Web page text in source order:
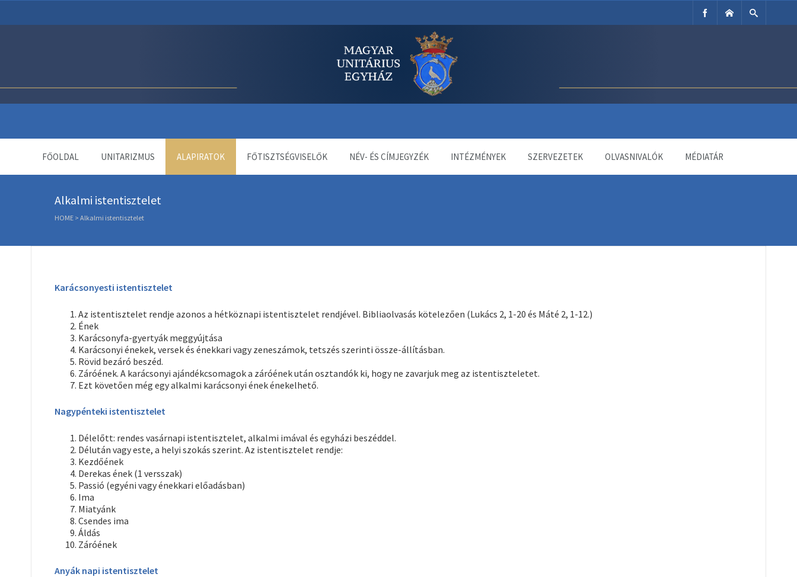
FŐOLDAL UNITARIZMUS ALAPIRATOK FŐTISZTSÉGVISELŐK NÉV- ÉS CÍMJEGYZÉK INTÉZMÉNYEK SZERVEZETEK OLVASNIVALÓK MÉDIATÁR
Alkalmi istentisztelet
HOME > Alkalmi istentisztelet
Karácsonyesti istentisztelet
Az istentisztelet rendje azonos a hétköznapi istentisztelet rendjével. Bibliaolvasás kötelezően (Lukács 2, 1-20 és Máté 2, 1-12.)
Ének
Karácsonyfa-gyertyák meggyújtása
Karácsonyi énekek, versek és énekkari vagy zeneszámok, tetszés szerinti össze-állításban.
Rövid bezáró beszéd.
Záróének. A karácsonyi ajándékcsomagok a záróének után osztandók ki, hogy ne zavarjuk meg az istentiszteletet.
Ezt követően még egy alkalmi karácsonyi ének énekelhető.
Nagypénteki istentisztelet
Délelőtt: rendes vasárnapi istentisztelet, alkalmi imával és egyházi beszéddel.
Délután vagy este, a helyi szokás szerint. Az istentisztelet rendje:
Kezdőének
Derekas ének (1 versszak)
Passió (egyéni vagy énekkari előadásban)
Ima
Miatyánk
Csendes ima
Áldás
Záróének
Anyák napi istentisztelet